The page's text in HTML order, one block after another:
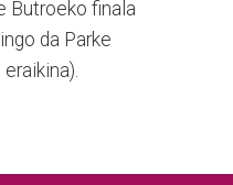
Butroeko finala
da Parke